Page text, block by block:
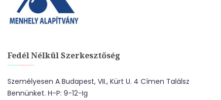
Fedél Nélkül Szerkesztőség
Személyesen A Budapest, VII., Kürt U. 4 Címen Találsz
Bennünket. H-P: 9-12-Ig